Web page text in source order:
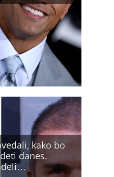
kako bo
danes.